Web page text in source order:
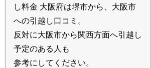
大阪府は堺市から、大阪市
への引越し口コミ。
反対に大阪市から関西方面へ引越し
予定のある人も
参考にしてください。